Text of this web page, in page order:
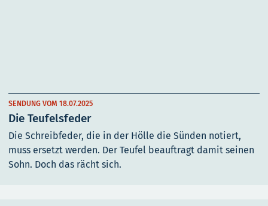
SENDUNG VOM 18.07.2025
Die Teufelsfeder
Die Schreibfeder, die in der Hölle die Sünden notiert,
muss ersetzt werden. Der Teufel beauftragt damit seinen
Sohn. Doch das rächt sich.